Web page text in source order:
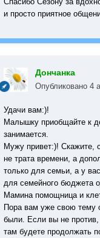
и просто приятное
Дончанка
Опубликовано 4
Удачи вам:)!
Малышку приобщайте к
занимается.
Мужу привет:)! Скажите,
не трата времени, а
только для семьи, а у
для семейного бюджета
Мамина помощница и
Пора вам уже свою тему
были. Если вы не
там будете продолжать